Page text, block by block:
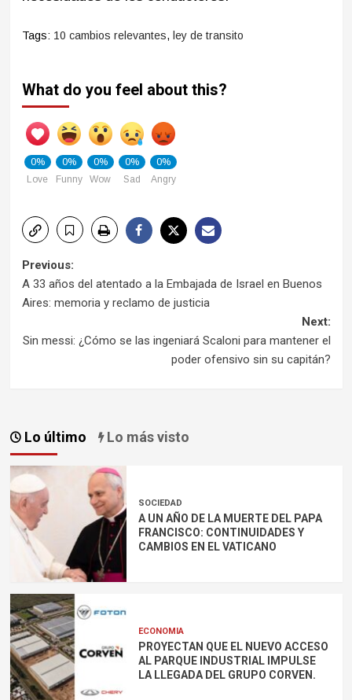
Tags: 10 cambios relevantes, ley de transito
What do you feel about this?
0%
Love
0%
Funny
0%
Wow
0%
Sad
0%
Angry
Post
navigation
Previous:
A 33 años del atentado a la Embajada de Israel en Buenos
Aires: memoria y reclamo de justicia
Next:
Sin messi: ¿Cómo se las ingeniará Scaloni para mantener el
poder ofensivo sin su capitán?
Lo último Lo más visto
SOCIEDAD
A UN AÑO DE LA MUERTE DEL PAPA
FRANCISCO: CONTINUIDADES Y
CAMBIOS EN EL VATICANO
ECONOMIA
PROYECTAN QUE EL NUEVO ACCESO
AL PARQUE INDUSTRIAL IMPULSE
LA LLEGADA DEL GRUPO CORVEN.